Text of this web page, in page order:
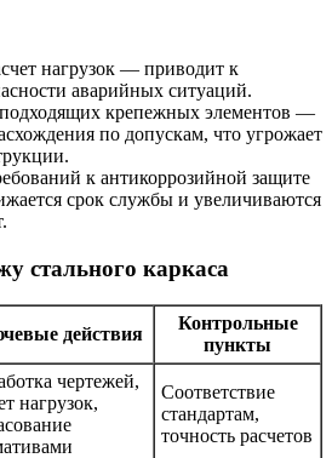
нагрузок — приводит к
аварийных ситуаций.
крепежных элементов —
по допускам, что угрожает
к антикоррозийной защите
срок службы и увеличиваются
стального каркаса
действия
Контрольные
пункты
чертежей,
нагрузок,
Соответствие
стандартам,
точность расчетов